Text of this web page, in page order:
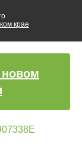
крае
новом